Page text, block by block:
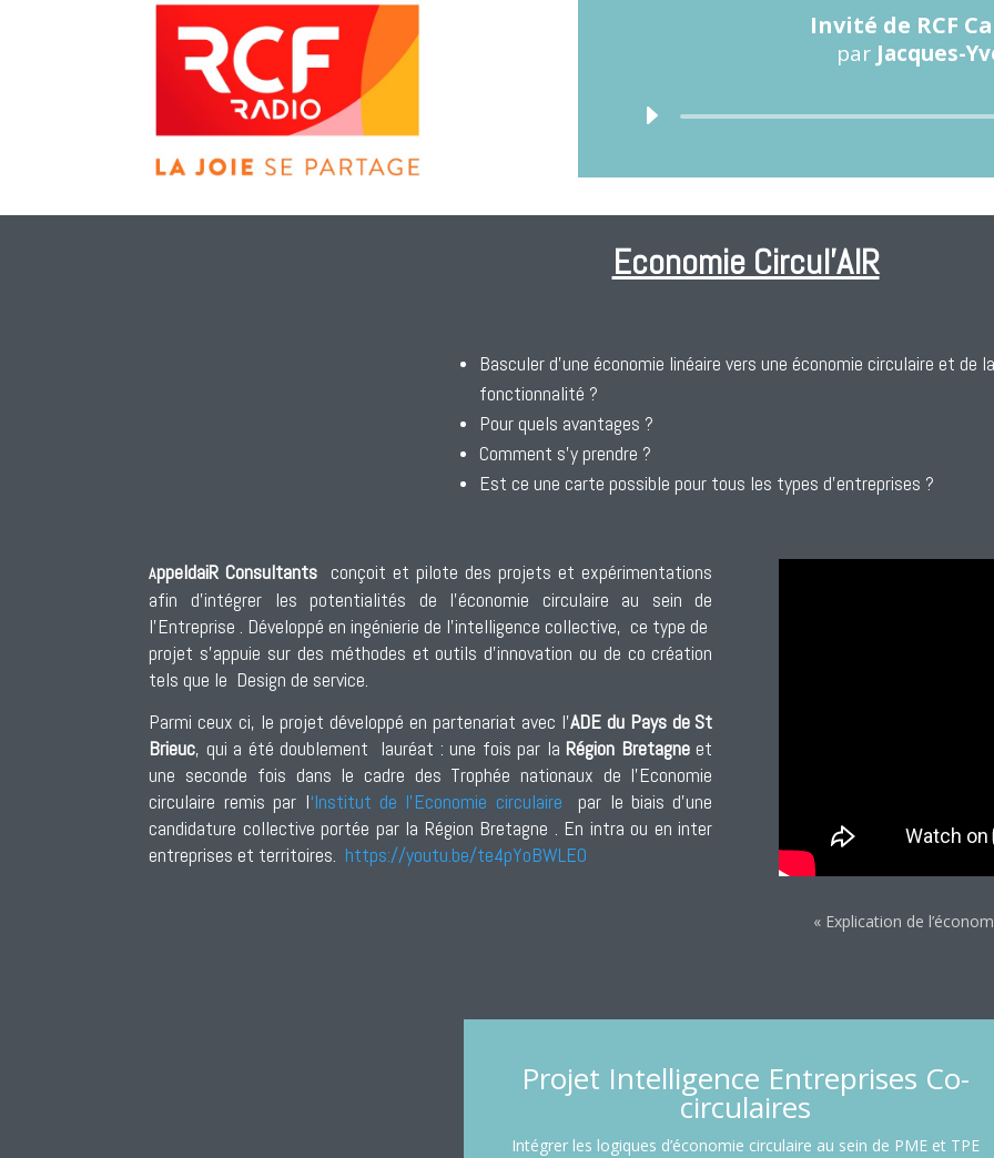
Invité de RCF
par Jacques-
Economie Circul’AIR
Basculer d’une économie linéaire vers une économie circulaire et de la
fonctionnalité ?
Pour quels avantages ?
Comment s’y prendre ?
Est ce une carte possible pour tous les types d’entreprises ?
AppeldaiR Consultants conçoit et pilote des projets et expérimentations
afin d’intégrer les potentialités de l’économie circulaire au sein de
l’Entreprise . Développé en ingénierie de l’intelligence collective, ce type de
projet s’appuie sur des méthodes et outils d’innovation ou de co création
tels que le Design de service.
Parmi ceux ci, le projet développé en partenariat avec l’ADE du Pays de St
Brieuc, qui a été doublement lauréat : une fois par la Région Bretagneet
une seconde fois dans le cadre des Trophée nationaux de l’Economie
circulaire remis par l‘Institut de l’Economie circulaire par le biais d’une
candidature collective portée par la Région Bretagne . En intra ou en inter
entreprises et territoires. https://youtu.be/te4pYoBWLE0
« Explication de
Projet Intelligence Entreprises Co-
circulaires
Intégrer les logiques d’économie circulaire au sein de PME et TPE